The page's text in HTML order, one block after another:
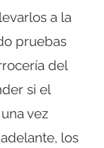
a la
pruebas
del
si el
vez
los